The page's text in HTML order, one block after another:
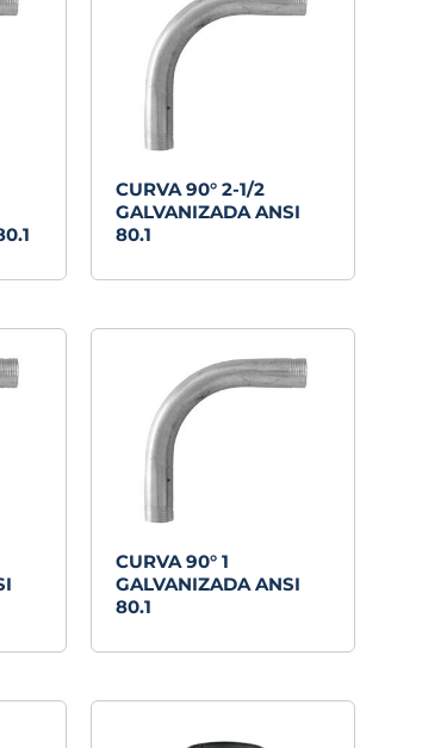
CURVA 90° 2-1/2
GALVANIZADA ANSI
80.1
CURVA 90° 1
GALVANIZADA ANSI
80.1